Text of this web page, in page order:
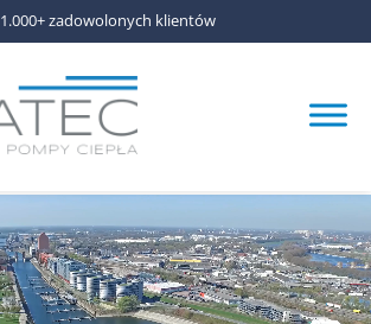
1.000+ zadowolonych klientów